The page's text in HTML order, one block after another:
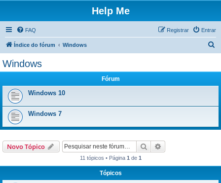
Help Me
FAQ Entrar
Registrar
Índice do fórum Windows
a
Windows
Fórum
Windows 10
Windows 7
Novo Tópico Pesquisar
11 tópicos • Página 1 de 1
Tópicos